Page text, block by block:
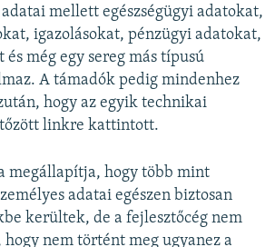
mellett egészségügyi adatokat,
igazolásokat, pénzügyi adatokat,
és még egy sereg más típusú
A támadók pedig mindenhez
hogy az egyik technikai
linkre kattintott.
megállapítja, hogy több mint
adatai egészen biztosan
kerültek, de a fejlesztőcég nem
nem történt meg ugyanez a